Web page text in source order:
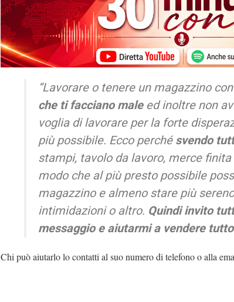
“Lavorare o tenere un magazzino con
che ti facciano male ed inoltre non
voglia di lavorare per la forte
più possibile. Ecco perchésvendo
stampi, tavolo da lavoro, merce
modo che al più presto possibile
magazzino e almeno stare più
intimidazioni o altro. Quindi invito
messaggio e aiutarmi a vendere
Chi può aiutarlo lo contatti al suo numero di telefono o alla